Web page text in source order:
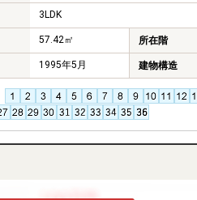
3LDK
57.42㎡ 所在階
1995年5月 建物構造